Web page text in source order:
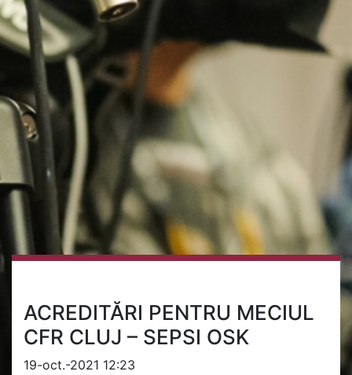
ACREDITĂRI PENTRU MECIUL
CFR CLUJ – SEPSI OSK
19-oct.-2021 12:23